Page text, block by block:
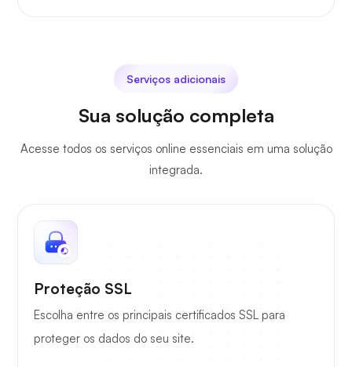
Serviços adicionais
Sua solução completa
Acesse todos os serviços online essenciais em uma solução
integrada.
Proteção SSL
Escolha entre os principais certificados SSL para
proteger os dados do seu site.